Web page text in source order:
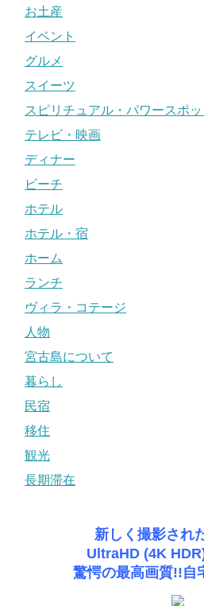
お土産
イベント
グルメ
スイーツ
スピリチュアル・パワースポッ
テレビ・映画
ディナー
ビーチ
ホテル
ホテル・宿
ホーム
ランチ
ヴィラ・コテージ
人物
宮古島について
暮らし
民宿
移住
観光
長期滞在
新しく撮影され
UltraHD (4K
驚愕の最高画質!!自